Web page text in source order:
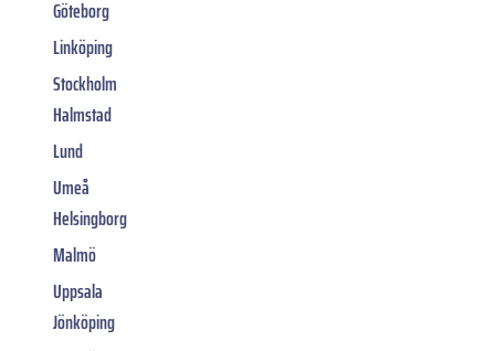
Göteborg
Linköping
Stockholm
Halmstad
Lund
Umeå
Helsingborg
Malmö
Uppsala
Jönköping